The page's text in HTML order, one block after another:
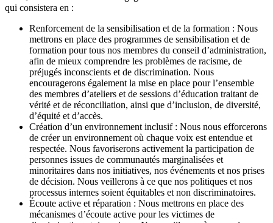
qui consistera en :
Renforcement de la sensibilisation et de la formation : Nous
mettrons en place des programmes de sensibilisation et de
formation pour tous nos membres du conseil d’administration,
afin de mieux comprendre les problèmes de racisme, de
préjugés inconscients et de discrimination. Nous
encouragerons également la mise en place pour l’ensemble
des membres d’ateliers et de sessions d’éducation traitant de
vérité et de réconciliation, ainsi que d’inclusion, de diversité,
d’équité et d’accès.
Création d’un environnement inclusif : Nous nous efforcerons
de créer un environnement où chaque voix est entendue et
respectée. Nous favoriserons activement la participation de
personnes issues de communautés marginalisées et
minoritaires dans nos initiatives, nos événements et nos prises
de décision. Nous veillerons à ce que nos politiques et nos
processus internes soient équitables et non discriminatoires.
Écoute active et réparation : Nous mettrons en place des
mécanismes d’écoute active pour les victimes de